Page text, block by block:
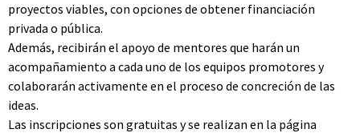
proyectos viables, con opciones de obtener financiación
privada o pública.
Además, recibirán el apoyo de mentores que harán un
acompañamiento a cada uno de los equipos promotores y
colaborarán activamente en el proceso de concreción de las
ideas.
Las inscripciones son gratuitas y se realizan en la página